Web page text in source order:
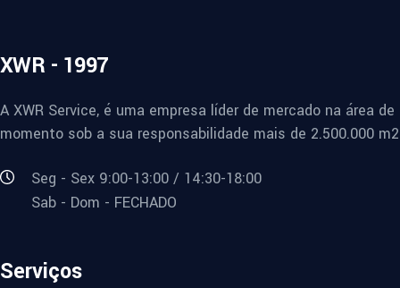
XWR - 1997
A XWR Service, é uma empresa líder de mercado na área
momento sob a sua responsabilidade mais de 2.500.000
Seg - Sex 9:00-13:00 / 14:30-18:00
Sab - Dom - FECHADO
Serviços